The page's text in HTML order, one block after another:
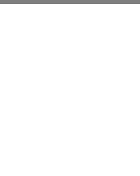
conta Minha Médis.